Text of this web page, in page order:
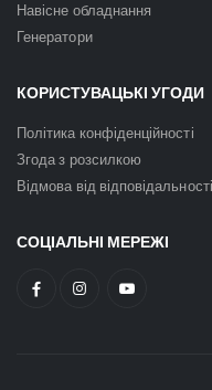
Навісне обладнання
Генератори
КОРИСТУВАЦЬКІ УГОДИ
Політика конфіденційності
Згода з розсилкою
Відмова від відповідальності
СОЦІАЛЬНІ МЕРЕЖІ